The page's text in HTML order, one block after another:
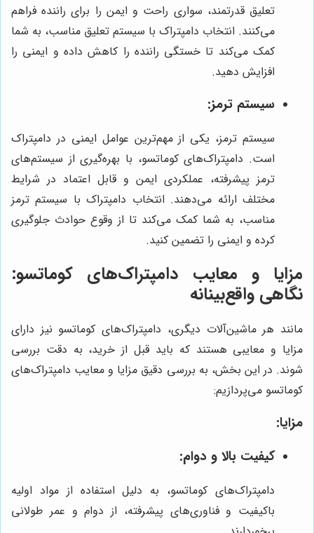
تعلیق قدرتمند، سواری راحت و ایمن را برای راننده فراهم
می‌کنند. انتخاب دامپتراک با سیستم تعلیق مناسب، به شما
کمک می‌کند تا خستگی راننده را کاهش داده و ایمنی را
افزایش دهید.
سیستم ترمز:
سیستم ترمز، یکی از مهم‌ترین عوامل ایمنی در دامپتراک
است. دامپتراک‌های کوماتسو، با بهره‌گیری از سیستم‌های
ترمز پیشرفته، عملکردی ایمن و قابل اعتماد در شرایط
مختلف ارائه می‌دهند. انتخاب دامپتراک با سیستم ترمز
مناسب، به شما کمک می‌کند تا از وقوع حوادث جلوگیری
کرده و ایمنی را تضمین کنید.
مزایا و معایب دامپتراک‌های کوماتسو:
نگاهی واقع‌بینانه
مانند هر ماشین‌آلات دیگری، دامپتراک‌های کوماتسو نیز دارای
مزایا و معایبی هستند که باید قبل از خرید، به دقت بررسی
شوند. در این بخش، به بررسی دقیق مزایا و معایب دامپتراک‌های
کوماتسو می‌پردازیم:
مزایا:
کیفیت بالا و دوام:
دامپتراک‌های کوماتسو، به دلیل استفاده از مواد اولیه
باکیفیت و فناوری‌های پیشرفته، از دوام و عمر طولانی